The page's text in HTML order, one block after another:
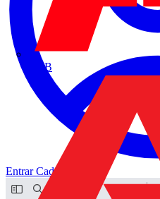
ABB
EntrarCadastrar